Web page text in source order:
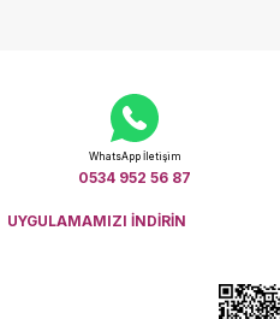
WhatsApp İletişim
0534 952 56 87
UYGULAMAMIZI İNDİRİN